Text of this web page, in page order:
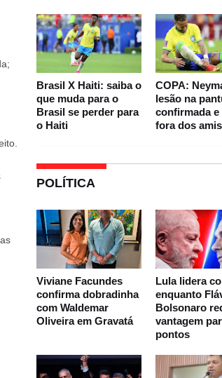
Brasil X Haiti: saiba o
que muda para o
Brasil se perder para
o Haiti
COPA:
lesão na
confirmada e
fora dos
POLÍTICA
Viviane Facundes
confirma dobradinha
com Waldemar
Oliveira em Gravatá
Lula lidera
enquanto
Bolsonaro
vantagem
pontos